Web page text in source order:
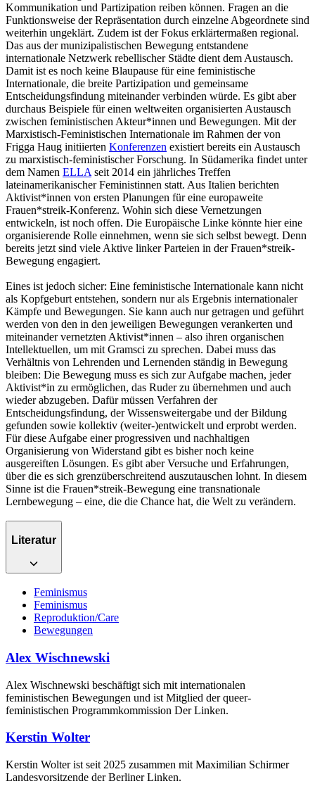
Kommunikation und Partizipation reiben können. Fragen an die
Funktionsweise der Repräsentation durch einzelne Abgeordnete sind
weiterhin ungeklärt. Zudem ist der Fokus erklärtermaßen regional.
Das aus der munizipalistischen Bewegung entstandene
internationale Netzwerk rebellischer Städte dient dem Austausch.
Damit ist es noch keine Blaupause für eine feministische
Internationale, die breite Partizipation und gemeinsame
Entscheidungsfindung miteinander verbinden würde. Es gibt aber
durchaus Beispiele für einen weltweiten organisierten Austausch
zwischen feministischen Akteur*innen und Bewegungen. Mit der
Marxistisch-Feministischen Internationale im Rahmen der von
Frigga Haug initiierten Konferenzen existiert bereits ein Austausch
zu marxistisch-feministischer Forschung. In Südamerika findet unter
dem Namen ELLA seit 2014 ein jährliches Treffen
lateinamerikanischer Feministinnen statt. Aus Italien berichten
Aktivist*innen von ersten Planungen für eine europaweite
Frauen*streik-Konferenz. Wohin sich diese Vernetzungen
entwickeln, ist noch offen. Die Europäische Linke könnte hier eine
organisierende Rolle einnehmen, wenn sie sich selbst bewegt. Denn
bereits jetzt sind viele Aktive linker Parteien in der Frauen*streik-
Bewegung engagiert.
Eines ist jedoch sicher: Eine feministische Internationale kann nicht
als Kopfgeburt entstehen, sondern nur als Ergebnis internationaler
Kämpfe und Bewegungen. Sie kann auch nur getragen und geführt
werden von den in den jeweiligen Bewegungen verankerten und
miteinander vernetzten Aktivist*innen – also ihren organischen
Intellektuellen, um mit Gramsci zu sprechen. Dabei muss das
Verhältnis von Lehrenden und Lernenden ständig in Bewegung
bleiben: Die Bewegung muss es sich zur Aufgabe machen, jeder
Aktivist*in zu ermöglichen, das Ruder zu übernehmen und auch
wieder abzugeben. Dafür müssen Verfahren der
Entscheidungsfindung, der Wissensweitergabe und der Bildung
gefunden sowie kollektiv (weiter-)entwickelt und erprobt werden.
Für diese Aufgabe einer progressiven und nachhaltigen
Organisierung von Widerstand gibt es bisher noch keine
ausgereiften Lösungen. Es gibt aber Versuche und Erfahrungen,
über die es sich grenzüberschreitend auszutauschen lohnt. In diesem
Sinne ist die Frauen*streik-Bewegung eine transnationale
Lernbewegung – eine, die die Chance hat, die Welt zu verändern.
Literatur
Feminismus
Feminismus
Reproduktion/Care
Bewegungen
Alex Wischnewski
Alex Wischnewski beschäftigt sich mit internationalen
feministischen Bewegungen und ist Mitglied der queer-
feministischen Programmkommission Der Linken.
Kerstin Wolter
Kerstin Wolter ist seit 2025 zusammen mit Maximilian Schirmer
Landesvorsitzende der Berliner Linken.